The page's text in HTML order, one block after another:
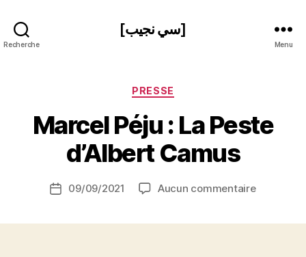
Recherche
[سي نجيب]
Menu
Catégories
PRESSE
Marcel Péju : La Peste
d’Albert Camus
de
P
a
S
N
Date09/09/2021 Aucun commentairesur